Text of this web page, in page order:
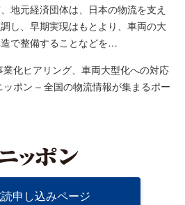
地元経済団体は、日本の物流を支え
し、早期実現はもとより、車両の大
で整備することなどを…
化ヒアリング、車両大型化への対応
ッポン – 全国の物流情報が集まるポー
申し込みページ